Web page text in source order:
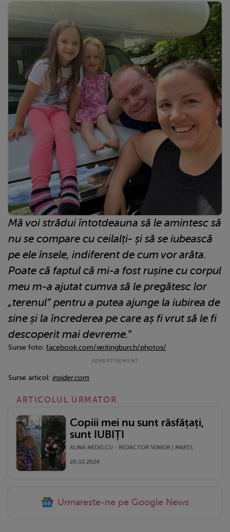
Mă voi strădui întotdeauna să le amintesc să
nu se compare cu ceilalți- și să se iubească
pe ele însele, indiferent de cum vor arăta.
Poate că faptul că mi-a fost rușine cu corpul
meu m-a ajutat cumva să le pregătesc lor
„terenul” pentru a putea ajunge la iubirea de
sine și la încrederea pe care aș fi vrut să le fi
descoperit mai devreme.”
Surse foto: facebook.com/writingburch/photos/
Surse articol: insider.com
ARTICOLUL URMATOR
Copiii mei nu sunt răsfățați,
sunt IUBIȚI
ALINA NEDELCU - REDACTOR SENIOR | MARŢI,
20.02.2024
Urmareste-ne pe Google News